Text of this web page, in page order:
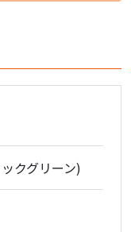
クグリーン)